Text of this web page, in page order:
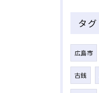
タグ
広島市
古銭